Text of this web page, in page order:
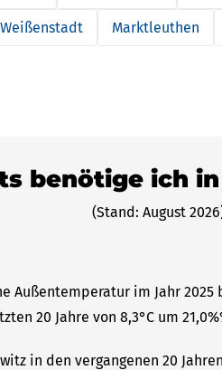
Weißenstadt Marktleuthen
benötige ich
(Stand: August
im Jahr 2025
20 Jahre von 8,3°C um
in den vergangenen 20 Jahren